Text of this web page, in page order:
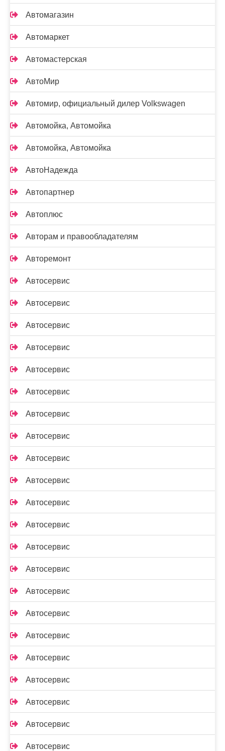
Автомагазин
Автомаркет
Автомастерская
АвтоМир
Автомир, официальный дилер Volkswagen
Автомойка, Автомойка
Автомойка, Автомойка
АвтоНадежда
Автопартнер
Автоплюс
Авторам и правообладателям
Авторемонт
Автосервис
Автосервис
Автосервис
Автосервис
Автосервис
Автосервис
Автосервис
Автосервис
Автосервис
Автосервис
Автосервис
Автосервис
Автосервис
Автосервис
Автосервис
Автосервис
Автосервис
Автосервис
Автосервис
Автосервис
Автосервис
Автосервис